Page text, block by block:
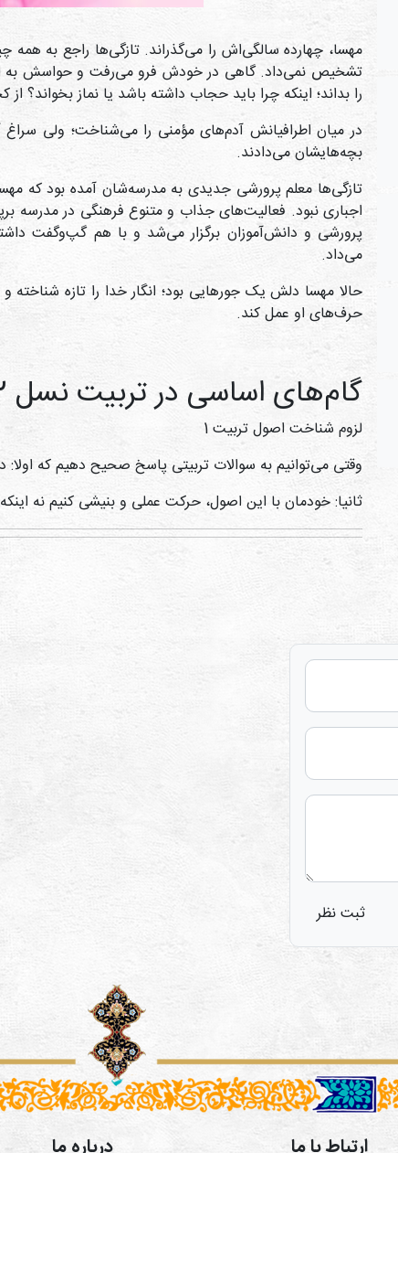
مهسا، چهارده سالگی‌اش را می‌گذراند. تازگی‌ها راجع به
تشخیص نمی‌داد. گاهی در خودش فرو می‌رفت و حواسش به
را بداند؛ اینکه چرا باید حجاب داشته باشد یا نماز
در میان اطرافیانش آدم‌های مؤمنی را می‌شناخت؛ ولی
بچه‌هایشان می‌دادند.
تازگی‌ها معلم پرورشی جدیدی به مدرسه‌شان آمده بود که
اجباری نبود. فعالیت‌های جذاب و متنوع فرهنگی در مدرسه
پرورشی و دانش‌آموزان برگزار می‌شد و با هم گپ‌وگفت‌
می‌داد.
حالا مهسا دلش یک جورهایی بود؛ انگار خدا را تازه
حرف‌های او عمل کند.
گام‌های اساسی در تربیت نسل 2
لزوم شناخت اصول تربیت 1
وقتی می‌توانیم به سوالات تربیتی پاسخ صحیح دهیم که
ثانیا: خودمان با این اصول، حرکت عملی و بنیشی کنیم نه
ثبت نظر
ارتباط با ما درباره ما